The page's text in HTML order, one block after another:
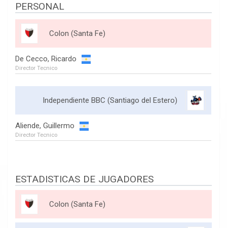
PERSONAL
Colon (Santa Fe)
De Cecco, Ricardo
Director Tecnico
Independiente BBC (Santiago del Estero)
Aliende, Guillermo
Director Tecnico
ESTADISTICAS DE JUGADORES
Colon (Santa Fe)